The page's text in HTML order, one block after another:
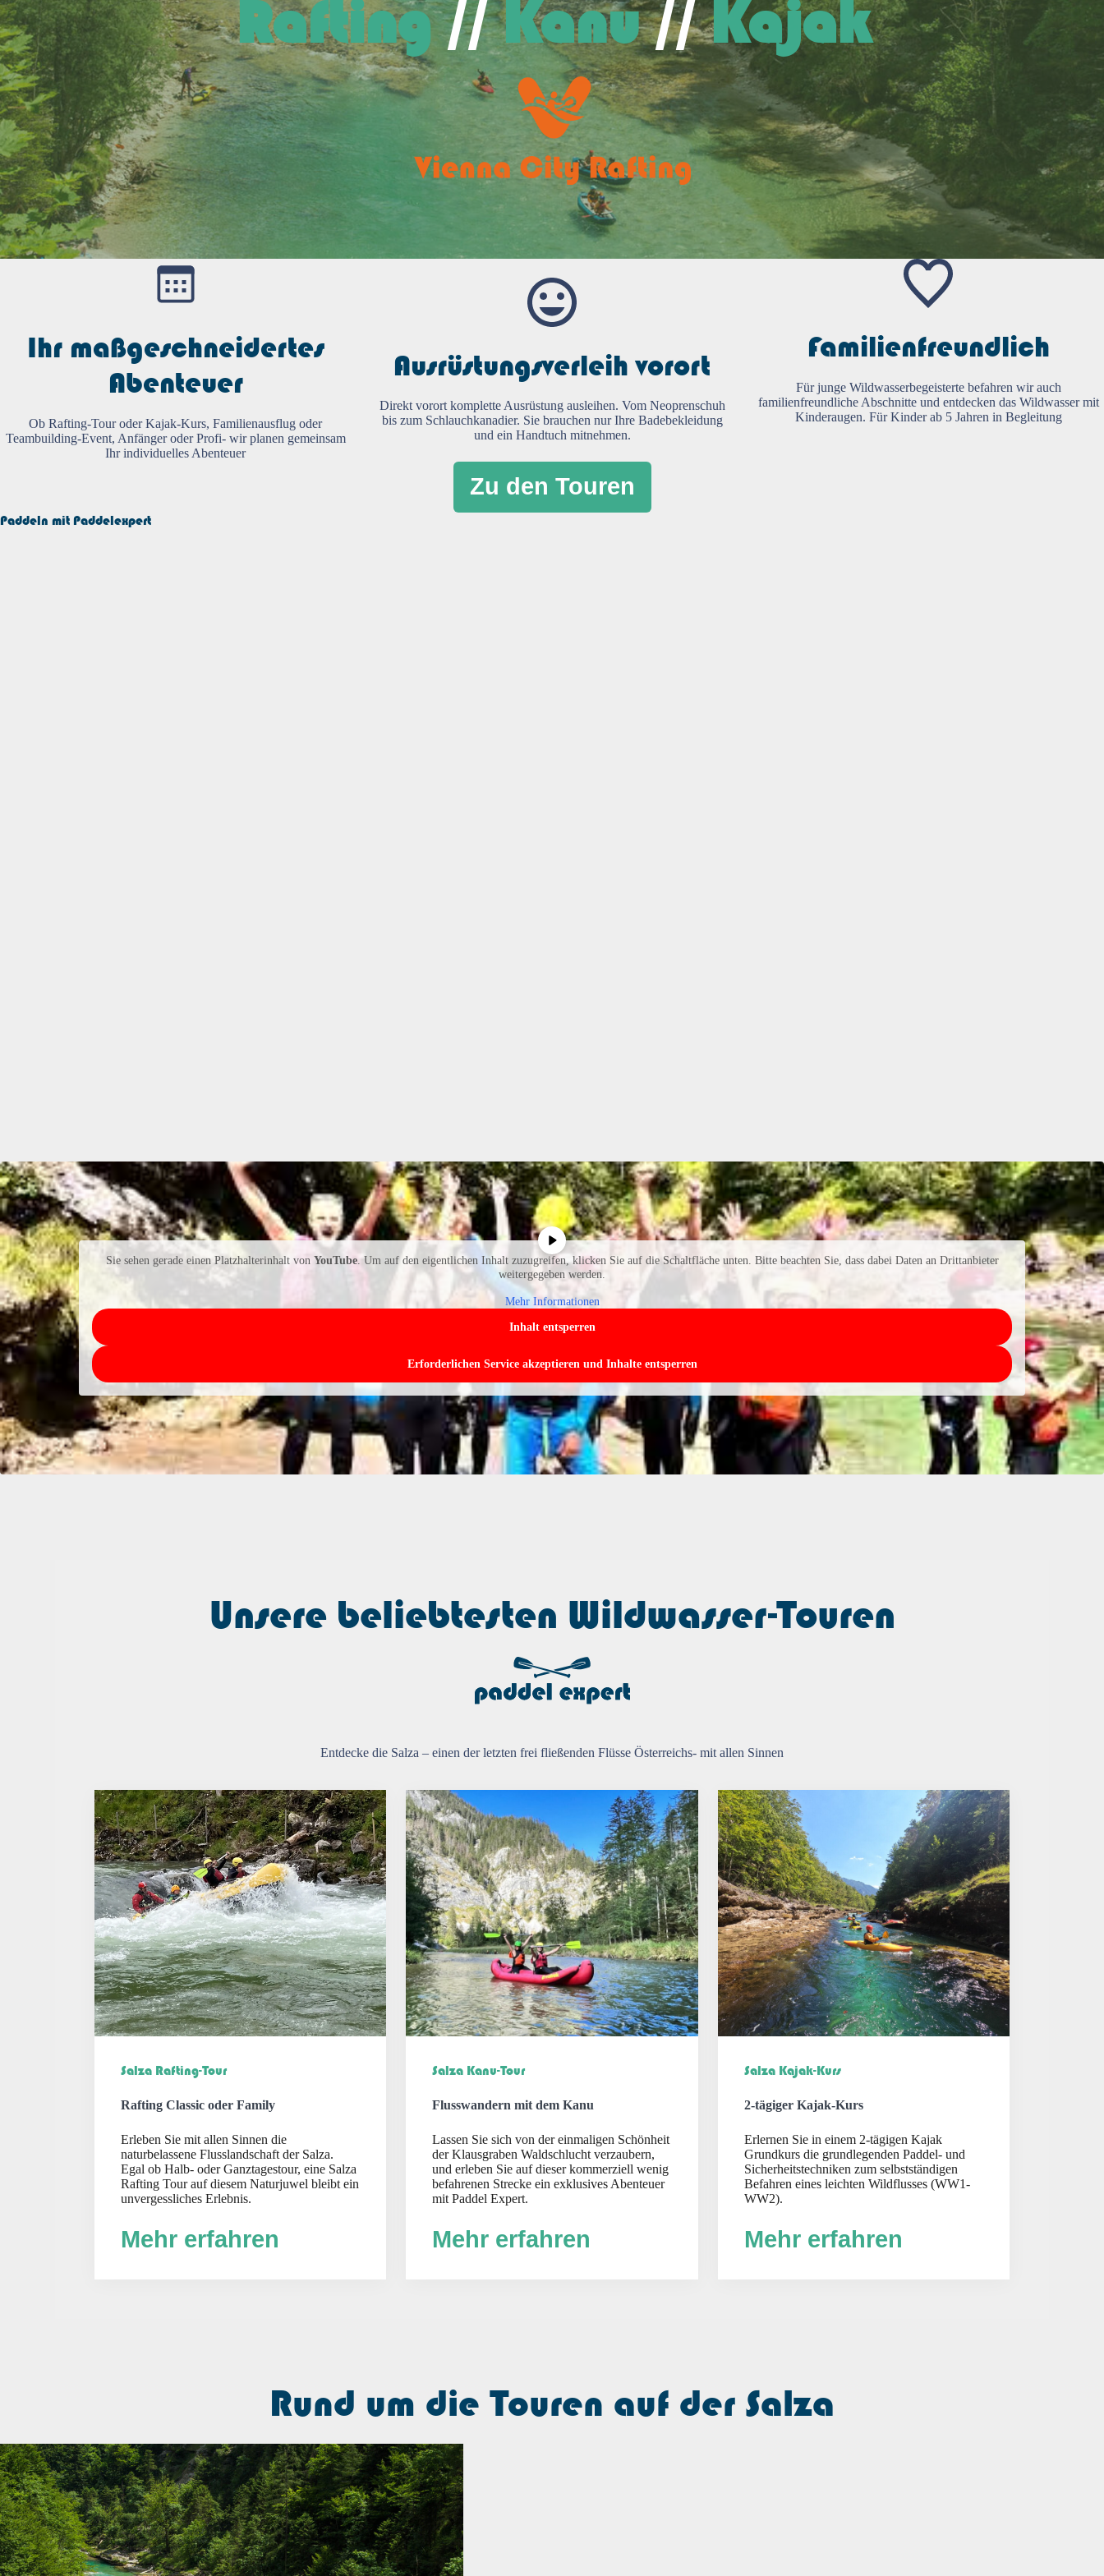
Rafting//Kanu//Kajak
Ihr maßgeschneidertes
Abenteuer
Ob Rafting-Tour oder Kajak-Kurs, Familienausflug oder
Teambuilding-Event, Anfänger oder Profi- wir planen gemeinsam
Ihr individuelles Abenteuer
Ausrüstungsverleih vorort
Direkt vorort komplette Ausrüstung ausleihen. Vom Neoprenschuh
bis zum Schlauchkanadier. Sie brauchen nur Ihre Badebekleidung
und ein Handtuch mitnehmen.
Familienfreundlich
Für junge Wildwasserbegeisterte befahren wir auch
familienfreundliche Abschnitte und entdecken das Wildwasser mit
Kinderaugen. Für Kinder ab 5 Jahren in Begleitung
Zu den Touren
Paddeln mit Paddelexpert
Sie sehen gerade einen Platzhalterinhalt von YouTube. Um auf den eigentlichen Inhalt zuzugreifen, klicken Sie auf die Schaltfläche unten. Bitte beachten Sie, dass dabei Daten an Drittanbieter
weitergegeben werden.
Mehr Informationen
Inhalt entsperren
Erforderlichen Service akzeptieren und Inhalte entsperren
Unsere beliebtesten Wildwasser-Touren
Entdecke die Salza – einen der letzten frei fließenden Flüsse Österreichs- mit allen Sinnen
Salza Rafting-Tour
Rafting Classic oder Family
Erleben Sie mit allen Sinnen die
naturbelassene Flusslandschaft der Salza.
Egal ob Halb- oder Ganztagestour, eine Salza
Rafting Tour auf diesem Naturjuwel bleibt ein
unvergessliches Erlebnis.
Mehr erfahren
Salza Kanu-Tour
Flusswandern mit dem Kanu
Lassen Sie sich von der einmaligen Schönheit
der Klausgraben Waldschlucht verzaubern,
und erleben Sie auf dieser kommerziell wenig
befahrenen Strecke ein exklusives Abenteuer
mit Paddel Expert.
Mehr erfahren
Salza Kajak-Kurs
2-tägiger Kajak-Kurs
Erlernen Sie in einem 2-tägigen Kajak
Grundkurs die grundlegenden Paddel- und
Sicherheitstechniken zum selbstständigen
Befahren eines leichten Wildflusses (WW1-
WW2).
Mehr erfahren
Rund um die Touren auf der Salza